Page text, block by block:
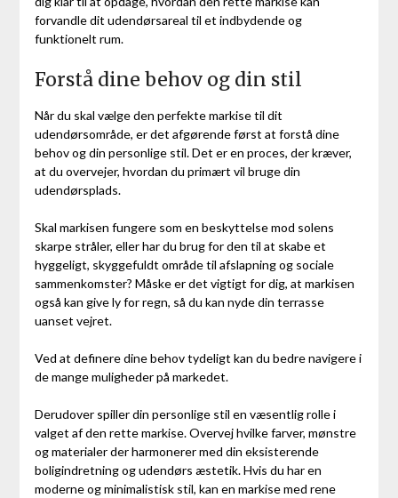
forvandle dit udendørsareal til et indbydende og
funktionelt rum.
Forstå dine behov og din stil
Når du skal vælge den perfekte markise til dit
udendørsområde, er det afgørende først at forstå dine
behov og din personlige stil. Det er en proces, der kræver,
at du overvejer, hvordan du primært vil bruge din
udendørsplads.
Skal markisen fungere som en beskyttelse mod solens
skarpe stråler, eller har du brug for den til at skabe et
hyggeligt, skyggefuldt område til afslapning og sociale
sammenkomster? Måske er det vigtigt for dig, at markisen
også kan give ly for regn, så du kan nyde din terrasse
uanset vejret.
Ved at definere dine behov tydeligt kan du bedre navigere i
de mange muligheder på markedet.
Derudover spiller din personlige stil en væsentlig rolle i
valget af den rette markise. Overvej hvilke farver, mønstre
og materialer der harmonerer med din eksisterende
boligindretning og udendørs æstetik. Hvis du har en
moderne og minimalistisk stil, kan en markise med rene